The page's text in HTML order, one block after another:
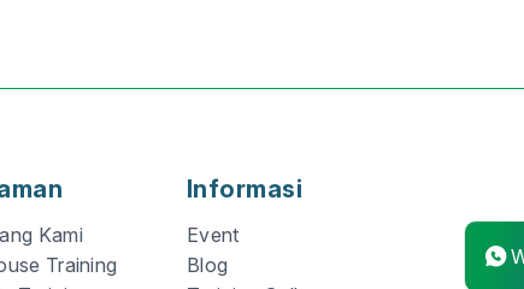
Kami
Training
Informasi
Event
Blog